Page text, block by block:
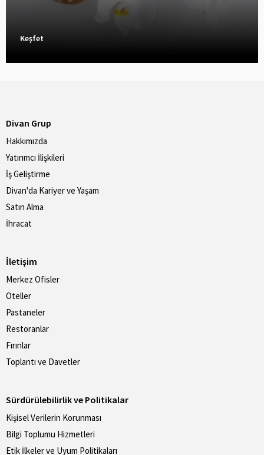
Keşfet
Divan Grup
Hakkımızda
Yatırımcı İlişkileri
İş Geliştirme
Divan'da Kariyer ve Yaşam
Satın Alma
İhracat
İletişim
Merkez Ofisler
Oteller
Pastaneler
Restoranlar
Fırınlar
Toplantı ve Davetler
Sürdürülebilirlik ve Politikalar
Kişisel Verilerin Korunması
Bilgi Toplumu Hizmetleri
Etik İlkeler ve Uyum Politikaları